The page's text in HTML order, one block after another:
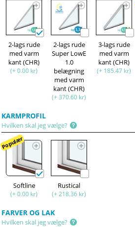
2-lags rude
med varm
kant (CHR)
(+ 0.00 kr)
2-lags rude
Super LowE
1.0
belægning
med varm
kant (CHR)
(+ 370.60 kr)
3-lags rude
med varm
kant (CHR)
(+ 185.47 kr)
KARMPROFIL
Hvilken skal jeg vælge?
Populær
Softline
(+ 0.00 kr)
Rustical
(+ 218.36 kr)
FARVER OG LAK
Hvilken skal jeg vælge?